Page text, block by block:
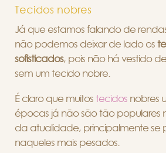
Tecidos nobres
Já que estamos falando de
não podemos deixar de lado os
sofisticados, pois não há vestido
sem um tecido nobre.
É claro que muitos tecidos nobres
épocas já não são tão populares
da atualidade, principalmente se
naqueles mais pesados.